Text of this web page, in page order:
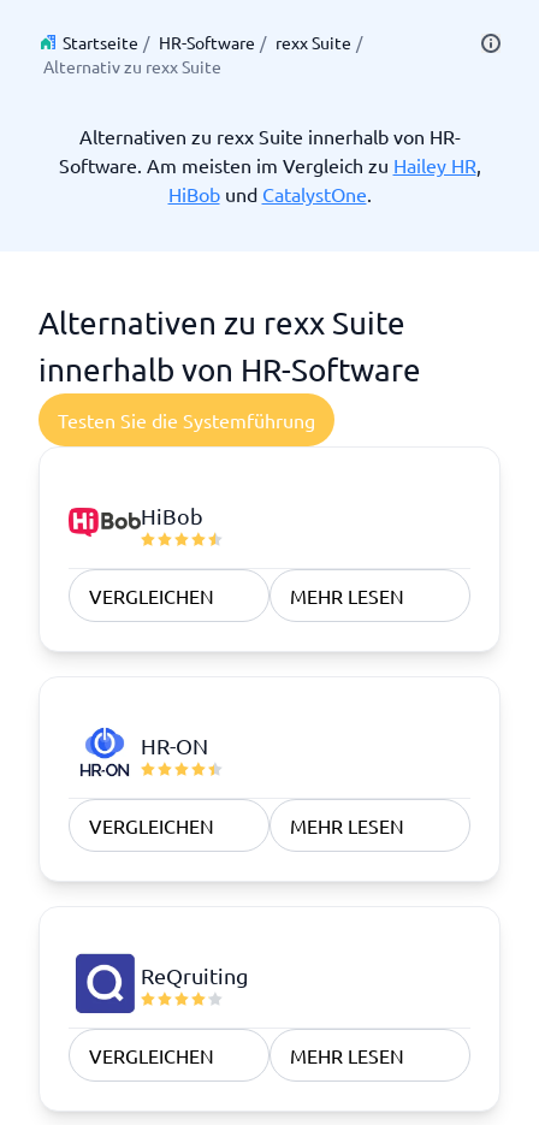
Startseite / HR-Software / rexx Suite /
Alternativ zu rexx Suite
Alternativen zu rexx Suite innerhalb von HR-
Software. Am meisten im Vergleich zu Hailey HR,
HiBobund CatalystOne.
Alternativen zu rexx Suite
innerhalb von HR-Software
Testen Sie die Systemführung
HiBob
VERGLEICHEN MEHR LESEN
HR-ON
VERGLEICHEN MEHR LESEN
ReQruiting
VERGLEICHEN MEHR LESEN